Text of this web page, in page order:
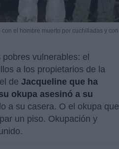
el hombre muerto por cuchilladas y con
vulnerables: el
a los propietarios de la
de Jacqueline que ha
okupa asesinó a su
a su casera. O el okupa que
un piso. Okupación y